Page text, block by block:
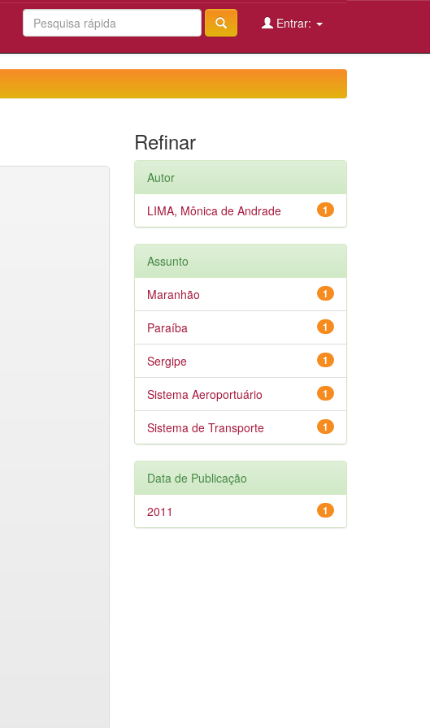
Entrar:
Refinar
Autor
1
LIMA, Mônica de Andrade
Assunto
1
Maranhão
1
Paraíba
1
Sergipe
1
Sistema Aeroportuário
1
Sistema de Transporte
Data de Publicação
1
2011